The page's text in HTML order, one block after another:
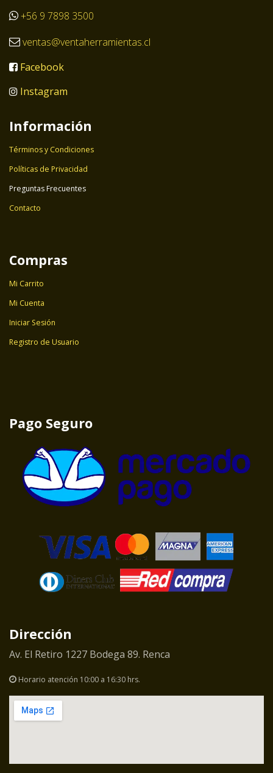
+56 9 7898 3500
ventas@ventaherramientas.cl
Facebook
Instagram
Información
Términos y Condiciones
Políticas de Privacidad
Preguntas Frecuentes
Contacto
Compras
Mi Carrito
Mi Cuenta
Iniciar Sesión
Registro de Usuario
Pago Seguro
Dirección
Av. El Retiro 1227 Bodega 89. Renca
Horario atención 10:00 a 16:30 hrs.